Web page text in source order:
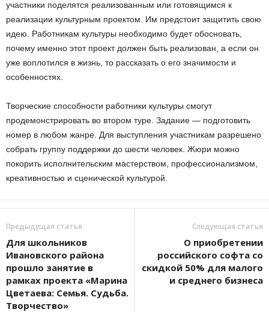
участники поделятся реализованным или готовящимся к
реализации культурным проектом. Им предстоит защитить свою
идею. Работникам культуры необходимо будет обосновать,
почему именно этот проект должен быть реализован, а если он
уже воплотился в жизнь, то рассказать о его значимости и
особенностях.
Творческие способности работники культуры смогут
продемонстрировать во втором туре. Задание — подготовить
номер в любом жанре. Для выступления участникам разрешено
собрать группу поддержки до шести человек. Жюри можно
покорить исполнительским мастерством, профессионализмом,
креативностью и сценической культурой.
Предыдущая статья
Для школьников
Ивановского района
прошло занятие в
рамках проекта «Марина
Цветаева: Семья. Судьба.
Творчество»
Следующая статья
О приобретении
российского софта со
скидкой 50% для малого
и среднего бизнеса